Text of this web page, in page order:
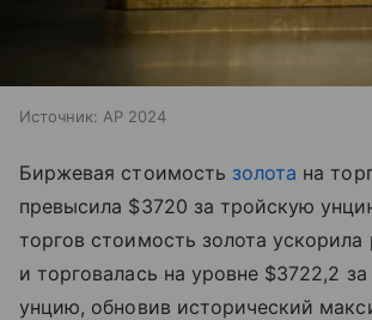
Источник: AP 2024
Биржевая стоимость золота на
превысила $3720 за тройскую
торгов стоимость золота ускорила
и торговалась на уровне $3722,2
унцию, обновив исторический